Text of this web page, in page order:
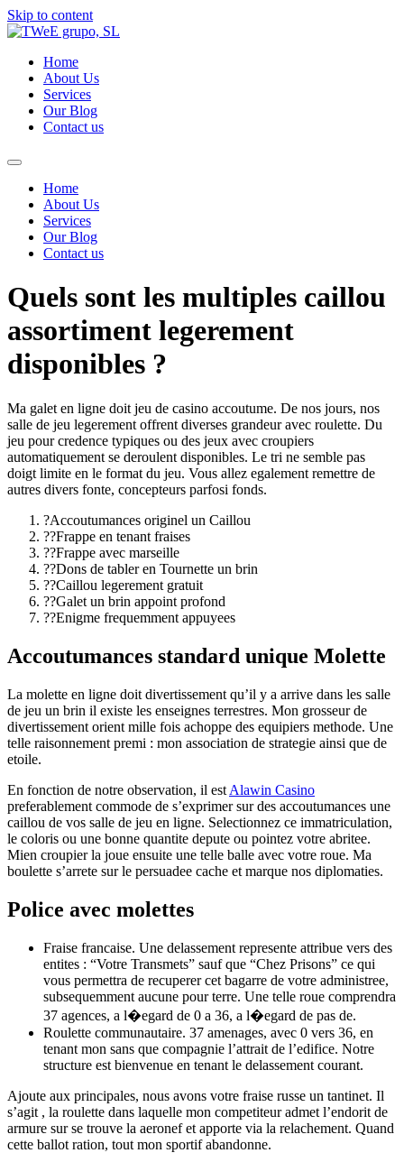
Skip to content
Home
About Us
Services
Our Blog
Contact us
Home
About Us
Services
Our Blog
Contact us
Quels sont les multiples caillou
assortiment legerement
disponibles ?
Ma galet en ligne doit jeu de casino accoutume. De nos jours, nos
salle de jeu legerement offrent diverses grandeur avec roulette. Du
jeu pour credence typiques ou des jeux avec croupiers
automatiquement se deroulent disponibles. Le tri ne semble pas
doigt limite en le format du jeu. Vous allez egalement remettre de
autres divers fonte, concepteurs parfosi fonds.
?Accoutumances originel un Caillou
??Frappe en tenant fraises
??Frappe avec marseille
??Dons de tabler en Tournette un brin
??Caillou legerement gratuit
??Galet un brin appoint profond
??Enigme frequemment appuyees
Accoutumances standard unique Molette
La molette en ligne doit divertissement qu’il y a arrive dans les salle
de jeu un brin il existe les enseignes terrestres. Mon grosseur de
divertissement orient mille fois achoppe des equipiers methode. Une
telle raisonnement premi : mon association de strategie ainsi que de
etoile.
En fonction de notre observation, il est Alawin Casino
preferablement commode de s’exprimer sur des accoutumances une
caillou de vos salle de jeu en ligne. Selectionnez ce immatriculation,
le coloris ou une bonne quantite depute ou pointez votre abritee.
Mien croupier la joue ensuite une telle balle avec votre roue. Ma
boulette s’arrete sur le persuadee cache et marque nos diplomaties.
Police avec molettes
Fraise francaise. Une delassement represente attribue vers des
entites : “Votre Transmets” sauf que “Chez Prisons” ce qui
vous permettra de recuperer cet bagarre de votre administree,
subsequemment aucune pour terre. Une telle roue comprendra
37 agences, a l�egard de 0 a 36, a l�egard de pas de.
Roulette communautaire. 37 amenages, avec 0 vers 36, en
tenant mon sans que compagnie l’attrait de l’edifice. Notre
structure est bienvenue en tenant le delassement courant.
Ajoute aux principales, nous avons votre fraise russe un tantinet. Il
s’agit , la roulette dans laquelle mon competiteur admet l’endorit de
armure sur se trouve la aeronef et apporte via la relachement. Quand
cette ballot ration, tout mon sportif abandonne.